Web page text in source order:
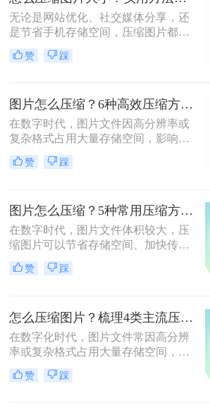
将介绍两种简单易用的图片压缩方
法。
无论是网站优化、社交媒体分享，还
是节省手机存储空间，压缩图片都是
刚需。那么怎么压缩图片大小呢？本
文从零基础小白到技术开发者，系统
赞 踩
图片怎么压缩？6种高效压缩方法分享！
在数字时代，图片文件因高分辨率或
复杂格式占用大量存储空间，影响传
输和加载速度。那么图片怎么压缩
呢？本文总结了6种高效压缩方法，
赞 踩
图片怎么压缩？5种常用压缩方法详解！
在数字时代，图片文件体积较大，压
缩图片可以节省存储空间、加快传输
速度或适应社交媒体、邮件等平台的
文件大小限制。那么图片怎么压缩
赞 踩
怎么压缩图片？梳理4类主流压缩方法！
在数字化时代，图片文件常因高分辨
率或复杂格式占用大量存储空间，影
响传输和加载速度。掌握高效压缩方
法不仅能节省空间，还能提升用户体
赞 踩